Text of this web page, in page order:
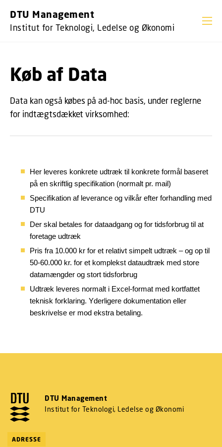
DTU Management
Institut for Teknologi, Ledelse og Økonomi
Køb af Data
Data kan også købes på ad-hoc basis, under reglerne
for indtægtsdækket virksomhed:
Her leveres konkrete udtræk til konkrete formål baseret
på en skriftlig specifikation (normalt pr. mail)
Specifikation af leverance og vilkår efter forhandling med
DTU
Der skal betales for dataadgang og for tidsforbrug til at
foretage udtræk
Pris fra 10.000 kr for et relativt simpelt udtræk – og op til
50-60.000 kr. for et komplekst dataudtræk med store
datamængder og stort tidsforbrug
Udtræk leveres normalt i Excel-format med kortfattet
teknisk forklaring. Yderligere dokumentation eller
beskrivelse er mod ekstra betaling.
DTU Management
Institut for Teknologi, Ledelse og Økonomi
ADRESSE